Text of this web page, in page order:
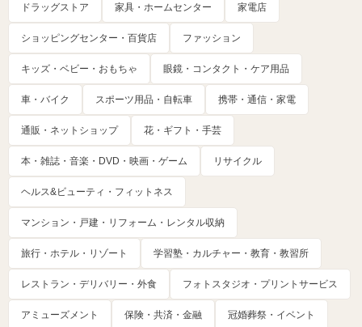
ドラッグストア 家具・ホームセンター 家電店
ショッピングセンター・百貨店 ファッション
キッズ・ベビー・おもちゃ 眼鏡・コンタクト・ケア用品
車・バイク スポーツ用品・自転車 携帯・通信・家電
通販・ネットショップ 花・ギフト・手芸
本・雑誌・音楽・DVD・映画・ゲーム リサイクル
ヘルス&ビューティ・フィットネス
マンション・戸建・リフォーム・レンタル収納
旅行・ホテル・リゾート 学習塾・カルチャー・教育・教習所
レストラン・デリバリー・外食 フォトスタジオ・プリントサービス
アミューズメント 保険・共済・金融 冠婚葬祭・イベント